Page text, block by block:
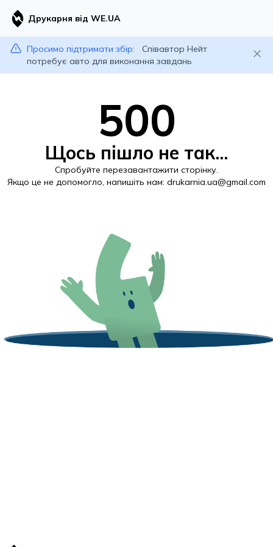
Друкарня від WE.UA
Просимо підтримати збір:
Співавтор Нейт
потребує авто для виконання завдань
500
Щось пішло не так...
Спробуйте перезавантажити сторінку.
Якщо це не допомогло, напишіть нам: drukarnia.ua@gmail.com